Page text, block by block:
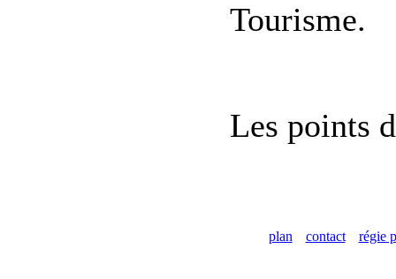
Tourisme.
Les points
plan contact régie